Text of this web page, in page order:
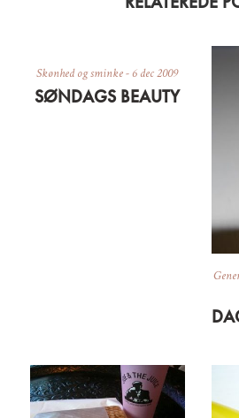
Skønhed og sminke- 6 dec 2009
SØNDAGS BEAUTY